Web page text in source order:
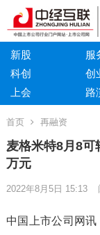
新股 服
科创
创
上会
路
首页 再融资
麦格米特8月8可
万元
2022年8月5日 15:13
中国上市公司网